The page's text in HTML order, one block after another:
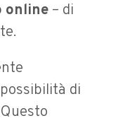
online – di
di